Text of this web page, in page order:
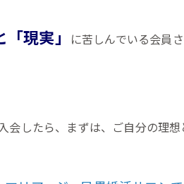
「現実」 に苦しんでいる会員
会したら、まずは、ご自分の理